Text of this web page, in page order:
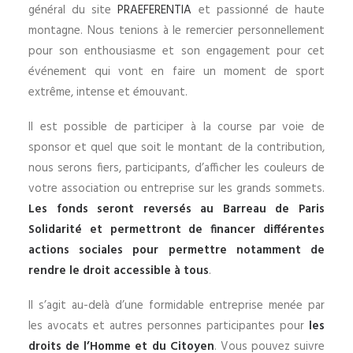
général du sitePRAEFERENTIA et passionné de haute
montagne. Nous tenions à le remercier personnellement
pour son enthousiasme et son engagement pour cet
événement qui vont en faire un moment de sport
extrême, intense et émouvant.
Il est possible de participer à la course par voie de
sponsor et quel que soit le montant de la contribution,
nous serons fiers, participants, d’afficher les couleurs de
votre association ou entreprise sur les grands sommets.
Les fonds seront reversés au Barreau de Paris
Solidarité et permettront de financer différentes
actions sociales pour permettre notamment de
rendre le droit accessible à tous.
Il s’agit au-delà d’une formidable entreprise menée par
les avocats et autres personnes participantes pour les
droits de l’Homme et du Citoyen. Vous pouvez suivre